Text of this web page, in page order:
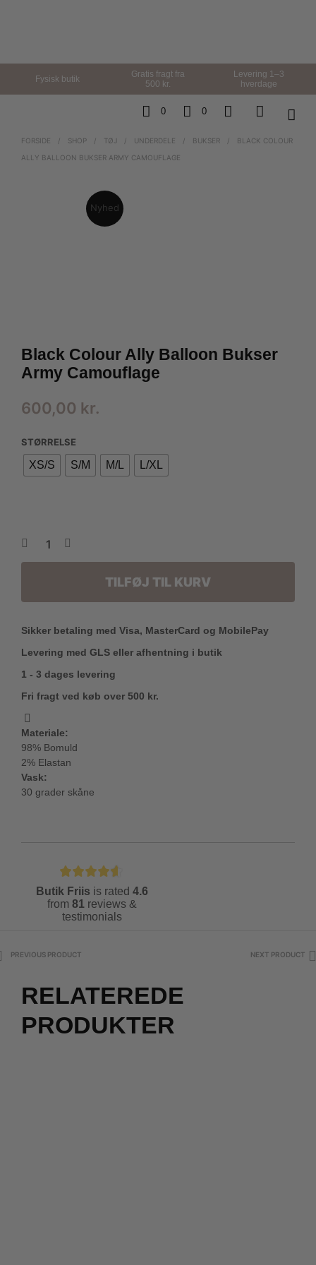
Fysisk butik
Gratis fragt fra
500 kr.
Levering 1–3
hverdage
0 0
FORSIDE / SHOP / TØJ / UNDERDELE / BUKSER /
BLACK COLOUR
ALLY BALLOON BUKSER ARMY CAMOUFLAGE
Nyhed
Black Colour Ally Balloon Bukser
Army Camouflage
600,00 kr.
STØRRELSE
XS/S S/M M/L L/XL
TILFØJ TIL KURV
Sikker betaling med Visa, MasterCard og MobilePay
Levering med GLS eller afhentning i butik
1 - 3 dages levering
Fri fragt ved køb over 500 kr.
Materiale:
98% Bomuld
2% Elastan
Vask:
30 grader skåne
Butik Friis is rated 4.6
from 81 reviews &
testimonials
PREVIOUS PRODUCT NEXT PRODUCT
RELATEREDE
PRODUKTER